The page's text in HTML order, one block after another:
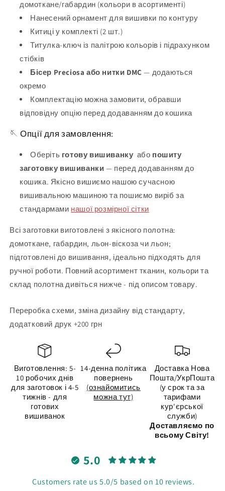
домоткане/габардин (кольори в асортименті)
Нанесений орнамент для вишивки по контуру
Китиці у комплекті (2 шт.)
Титулка-ключ із палітрою кольорів і підрахунком
стібків
Бісер Preciosa або нитки DMC — додаються
окремо
Комплектацію можна замовити, обравши
відповідну опцію перед додаванням до кошика
🪡 Опції для замовлення:
Оберіть готову вишиванку або пошиту
заготовку вишиванки — перед додаванням до
кошика. Якісно вишиємо нашою сучасною
вишивальною машиною та пошиємо виріб за
стандармами нашої розмірної сітки
Всі заготовки виготовлені з якісного полотна:
домоткане, габардин, льон-віскоза чи льон;
підготовлені до вишивання, ідеально підходять для
ручної роботи. Повний асортимент тканин, кольори та
склад полотна дивіться нижче - під описом товару.
Переробка схеми, зміна дизайну від стандарту,
додатковий друк +200 грн
Виготовлення: 5-
10 робочих днів
для заготовок і 4-5
тижнів - для
готових
вишиванок
14-денна політика
повернень
(ознайомитись
можна тут)
Доставка Нова
Пошта/УкрПошта
(у срок та за
тарифами
кур'єрської
служби)
Доставляємо по
всьому Світу!
5.0
Customers rate us 5.0/5 based on 10 reviews.